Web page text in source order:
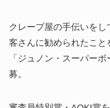
クレープ屋の手伝いを
客さんに勧められたこと
「ジュノン・スーパー
募。